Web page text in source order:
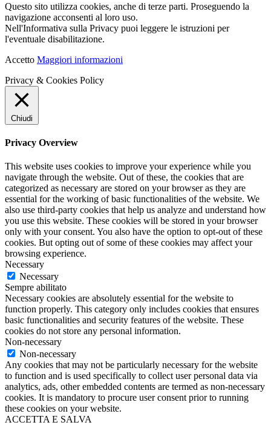
Questo sito utilizza cookies, anche di terze parti. Proseguendo la
navigazione acconsenti al loro uso.
Nell'Informativa sulla Privacy puoi leggere le istruzioni per
l'eventuale disabilitazione.
Accetto Maggiori informazioni
Privacy & Cookies Policy
Chiudi
Privacy Overview
This website uses cookies to improve your experience while you
navigate through the website. Out of these, the cookies that are
categorized as necessary are stored on your browser as they are
essential for the working of basic functionalities of the website. We
also use third-party cookies that help us analyze and understand how
you use this website. These cookies will be stored in your browser
only with your consent. You also have the option to opt-out of these
cookies. But opting out of some of these cookies may affect your
browsing experience.
Necessary
Necessary
Sempre abilitato
Necessary cookies are absolutely essential for the website to
function properly. This category only includes cookies that ensures
basic functionalities and security features of the website. These
cookies do not store any personal information.
Non-necessary
Non-necessary
Any cookies that may not be particularly necessary for the website
to function and is used specifically to collect user personal data via
analytics, ads, other embedded contents are termed as non-necessary
cookies. It is mandatory to procure user consent prior to running
these cookies on your website.
ACCETTA E SALVA